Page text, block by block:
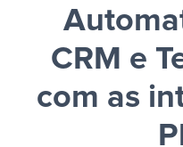
CRM e
com as